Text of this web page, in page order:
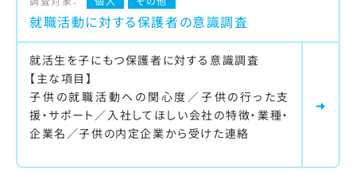
就職活動に対する保護者の意識調査
就活生を子にもつ保護者に対する意識調査
【主な項目】
子供の就職活動への関心度／子供の行った支
援・サポート／入社してほしい会社の特徴・業種・
企業名／子供の内定企業から受けた連絡